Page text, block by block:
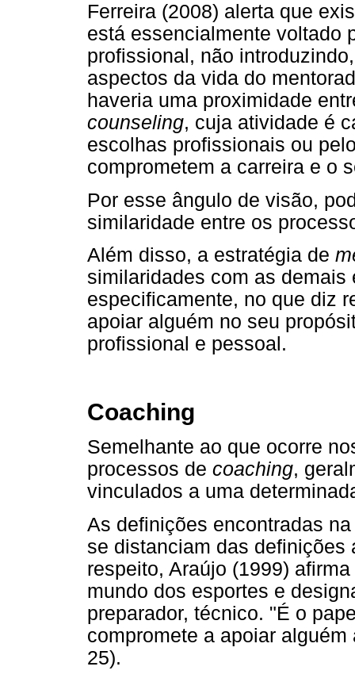
Ferreira (2008) alerta que
está essencialmente voltado
profissional, não
aspectos da vida do
haveria uma proximidade
counseling, cuja atividade é
escolhas profissionais ou
comprometem a carreira e o
Por esse ângulo de visão,
similaridade entre os
Além disso, a estratégia de
similaridades com as
especificamente, no que diz
apoiar alguém no seu
profissional e pessoal.
Coaching
Semelhante ao que ocorre
processos de coaching,
vinculados a uma
As definições encontradas
se distanciam das
respeito, Araújo (1999)
mundo dos esportes e
preparador, técnico. "É o
compromete a apoiar
25).